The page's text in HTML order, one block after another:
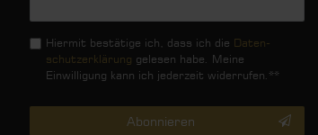
Hiermit bestätige ich, dass ich die Daten­
schutz­erklärung gelesen habe. Meine
Einwilligung kann ich jederzeit widerrufen.**
Abonnieren